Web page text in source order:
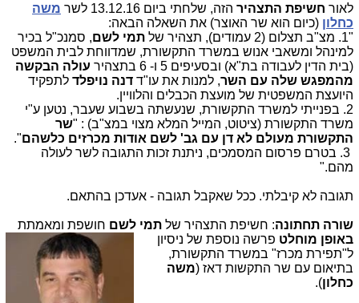
לאור חשיפת התצהיר הזה, שלחתי ביום 13.12.16 לשר
משה
כחלון (כיום הוא שר האוצר) את השאלה הבאה:
"1. מצ"ב תצלום (2 עמודים), תצהיר של
תמי לשם, סמנכ"ל בכיר
למינהל ומשאבי אנוש במשרד התקשורת, שמדווחת לבית המשפט
(בית הדין לעבודה בת"א) ובסעיפים 5 ו- 6 בתצהיר
עולה הבקשה
מהמפגש שלה עם השר, למנות את עו"ד דנה נויפלד לתפקיד
היועצת המשפטית של מועצת הכבלים והלוויין.
2. בפנייתי למשרד התקשורת, שנעשתה בשבוע שעבר, נטען ע"י
משרד התקשורת (ציטוט, המייל המלא מצוי במצ"ב) : "שר
התקשורת מעולם לא דן עם גב' לשם אודות מכרזים כלשהם".
3. בטרם פרסום המסמכים, ניתנת זכות התגובה לשר לעולה
מהם."
תגובה לא קיבלתי. ככל שאקבל תגובה - אעדכן בהתאם.
שורה תחתונה: חשיפת התצהיר של תמי לשם חושפת ומאמתת
באופן מוחלט פרשה נוספת של ניסיון
ל"תפירת מכרז" במשרד התקשורת,
בתיאום עם שר התקשות דאז (משה
כחלון).